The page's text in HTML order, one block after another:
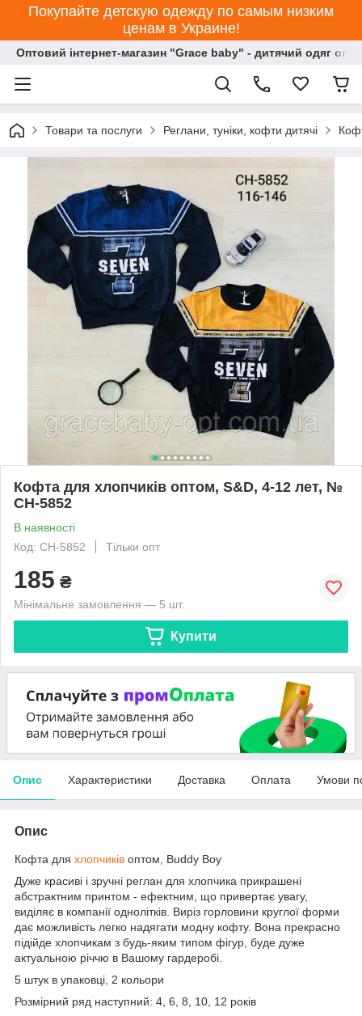
Покупайте детскую одежду по самым низким
ценам в Украине!
Оптовий інтернет-магазин "Grace baby" - дитячий одяг
Товари та послуги Реглани, туніки, кофти дитячі
Кофта для хлопчиків оптом, S&D, 4-12 лет, №
CH-5852
В наявності
Код: CH-5852
Тільки опт
185 ₴
Мінімальне замовлення — 5 шт.
Купити
Опис Характеристики Доставка Оплата Умови
Опис
Кофта для хлопчиків оптом, Buddy Boy
Дуже красиві і зручні реглан для хлопчика прикрашені
абстрактним принтом - ефектним, що привертає увагу,
виділяє в компанії однолітків. Виріз горловини круглої форми
дає можливість легко надягати модну кофту. Вона прекрасно
підійде хлопчикам з будь-яким типом фігур, буде дуже
актуальною річчю в Вашому гардеробі.
5 штук в упаковці, 2 кольори
Розмірний ряд наступний: 4, 6, 8, 10, 12 років